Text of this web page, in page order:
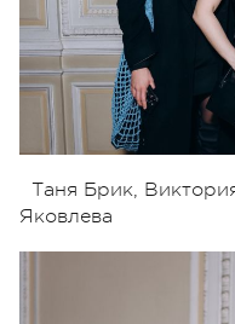
Таня Брик,
Яковлева